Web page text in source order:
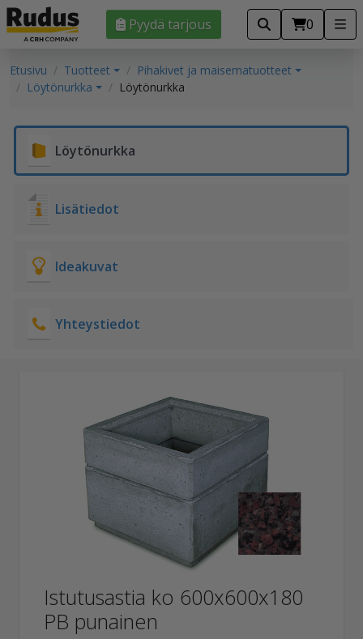
Pyydä tarjous 0
Etusivu Tuotteet
Pihakivet ja maisematuotteet
Löytönurkka
Löytönurkka
Löytönurkka
Lisätiedot
Ideakuvat
Yhteystiedot
Istutusastia ko 600x600x180
PB punainen